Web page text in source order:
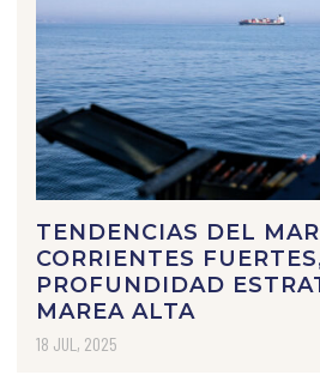
TENDENCIAS DEL
CORRIENTES
PROFUNDIDAD
MAREA ALTA
18 JUL, 2025